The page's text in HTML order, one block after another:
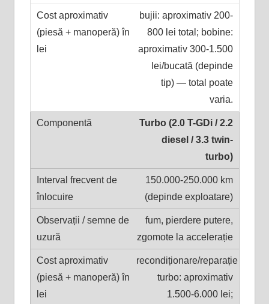
bujii: aproximativ 200-
800 lei total; bobine:
aproximativ 300-1.500
lei/bucată (depinde
tip) — total poate
varia.
Turbo (2.0 T-GDi / 2.2
diesel / 3.3 twin-
turbo)
150.000-250.000 km
(depinde exploatare)
fum, pierdere putere,
zgomote la accelerație
recondiționare/reparație
turbo: aproximativ
1.500-6.000 lei;